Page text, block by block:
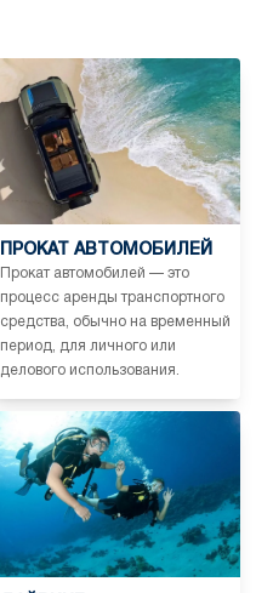
ПРОКАТ АВТОМОБИЛЕЙ
Прокат автомобилей — это
процесс аренды транспортного
средства, обычно на временный
период, для личного или
делового использования.